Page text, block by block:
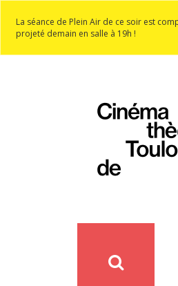
La séance de Plein Air de ce soir est
projeté demain en salle à 19h !